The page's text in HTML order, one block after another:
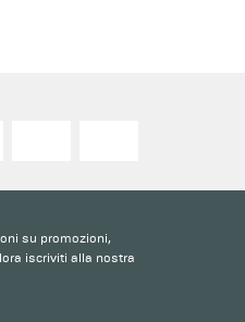
su promozioni,
iscriviti alla nostra